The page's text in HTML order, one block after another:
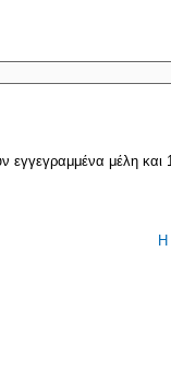
μέλη και
Η